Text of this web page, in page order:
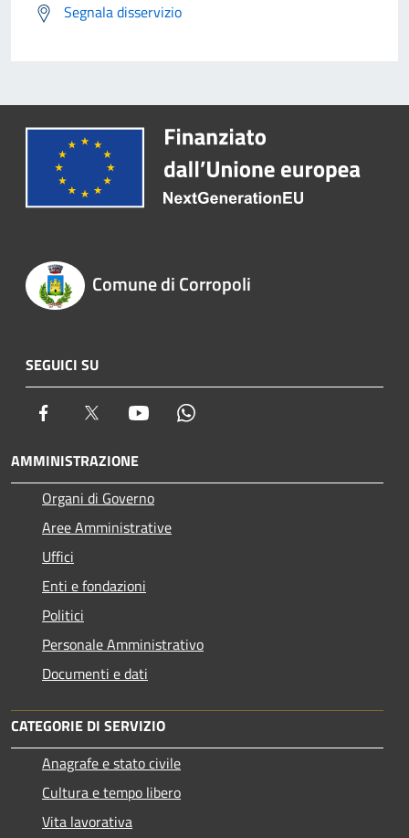
Segnala disservizio
Comune di Corropoli
SEGUICI SU
Facebook Twitter Youtube
AMMINISTRAZIONE
Organi di Governo
Aree Amministrative
Uffici
Enti e fondazioni
Politici
Personale Amministrativo
Documenti e dati
CATEGORIE DI SERVIZIO
Anagrafe e stato civile
Cultura e tempo libero
Vita lavorativa